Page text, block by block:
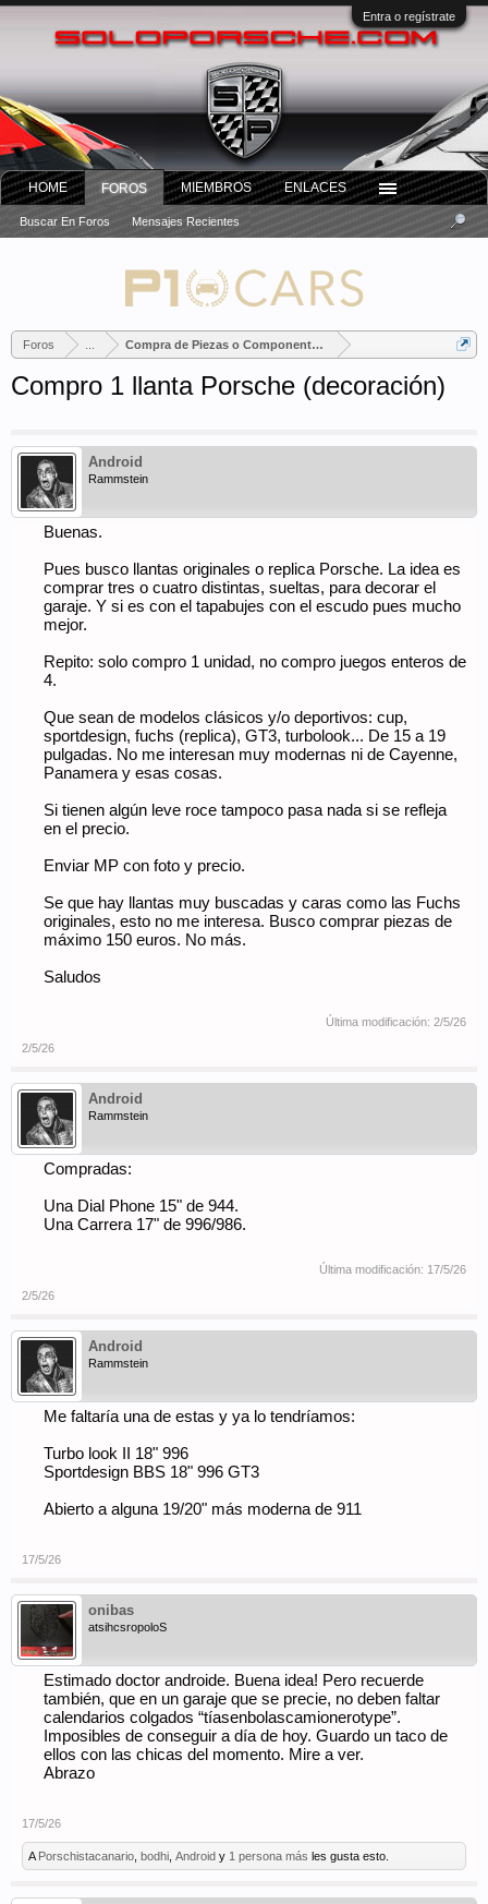
Entra o regístrate
Foros Compra de Piezas o Componentes Porsche
Compro 1 llanta Porsche (decoración)
Android
Rammstein
Buenas.
Pues busco llantas originales o replica Porsche. La idea es
comprar tres o cuatro distintas, sueltas, para decorar el
garaje. Y si es con el tapabujes con el escudo pues mucho
mejor.
Repito: solo compro 1 unidad, no compro juegos enteros de
4.
Que sean de modelos clásicos y/o deportivos: cup,
sportdesign, fuchs (replica), GT3, turbolook... De 15 a 19
pulgadas. No me interesan muy modernas ni de Cayenne,
Panamera y esas cosas.
Si tienen algún leve roce tampoco pasa nada si se refleja
en el precio.
Enviar MP con foto y precio.
Se que hay llantas muy buscadas y caras como las Fuchs
originales, esto no me interesa. Busco comprar piezas de
máximo 150 euros. No más.
Saludos
Última modificación: 2/5/26
2/5/26
Android
Rammstein
Compradas:
Una Dial Phone 15" de 944.
Una Carrera 17" de 996/986.
Última modificación: 17/5/26
2/5/26
Android
Rammstein
Me faltaría una de estas y ya lo tendríamos:
Turbo look II 18" 996
Sportdesign BBS 18" 996 GT3
Abierto a alguna 19/20" más moderna de 911
17/5/26
onibas
atsihcsropoloS
Estimado doctor androide. Buena idea! Pero recuerde
también, que en un garaje que se precie, no deben faltar
calendarios colgados “tíasenbolascamionerotype”.
Imposibles de conseguir a día de hoy. Guardo un taco de
ellos con las chicas del momento. Mire a ver.
Abrazo
17/5/26
A Porschistacanario bodhi Android y 1 persona más les gusta esto.
HOME FOROS
Buscar En Foros Mensajes Recientes
MIEMBROS ENLACES